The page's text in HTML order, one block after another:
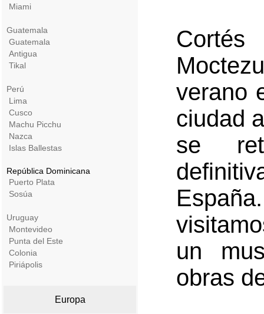
Miami
Guatemala
Guatemala
Antigua
Tikal
Perú
Lima
Cusco
Machu Picchu
Nazca
Islas Ballestas
República Dominicana
Puerto Plata
Sosúa
Uruguay
Montevideo
Punta del Este
Colonia
Piriápolis
Europa
Cortés
verano
ciudad
se
un
obras